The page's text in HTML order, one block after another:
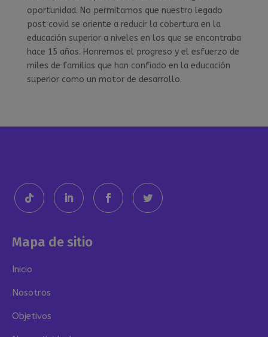
oportunidad. No permitamos que nuestro legado
post covid se oriente a reducir la cobertura en la
educación superior a niveles en los que se encontraba
hace 15 años. Honremos el progreso y el esfuerzo de
miles de familias que han confiado en la educación
superior como un motor de desarrollo.
Mapa de sitio
Inicio
Nosotros
Objetivos